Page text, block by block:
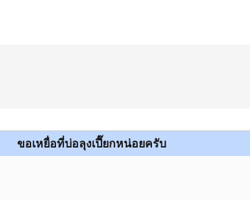
ขอเหยื่อที่บ่อลุงเปี๊ยกหน่อยครับ